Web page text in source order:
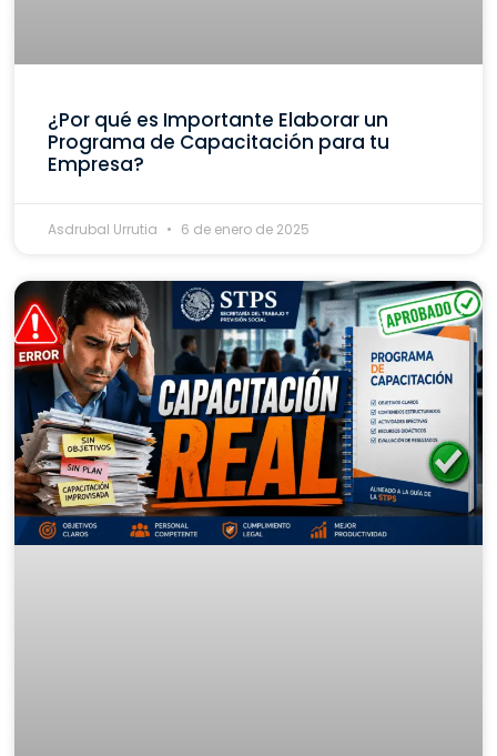
¿Por qué es Importante Elaborar un
Programa de Capacitación para tu
Empresa?
Asdrubal Urrutia 6 de enero de 2025